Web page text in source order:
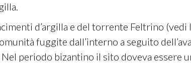
d’argilla e del torrente Feltrino (vedi
fuggite dall’interno a seguito
Nel periodo bizantino il sito doveva